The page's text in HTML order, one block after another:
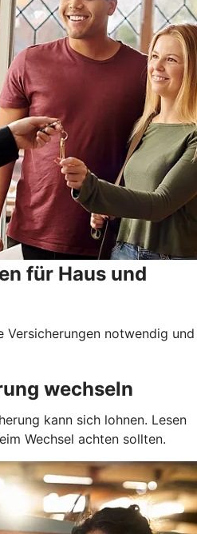
für Haus und
Versicherungen notwendig und
wechseln
kann sich lohnen. Lesen
Wechsel achten sollten.